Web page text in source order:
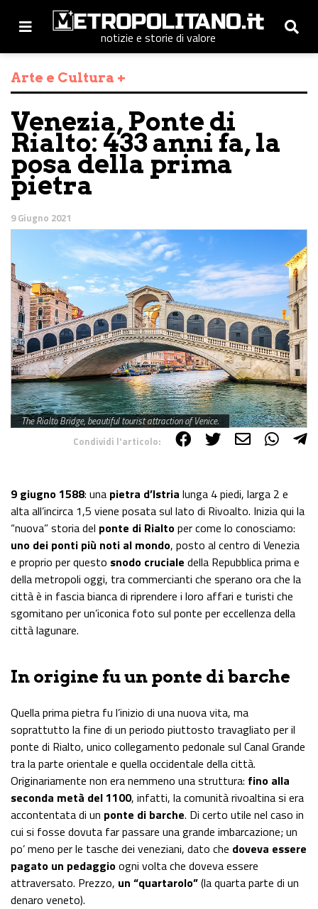
notizie e storie di valore
Arte e Cultura +
Venezia, Ponte di
Rialto: 433 anni fa, la
posa della prima
pietra
9 Giugno 2021
The Rialto Bridge, beautiful tourist attraction of Venice.
Condividi l'articolo:
9 giugno 1588: una pietra d’Istria lunga 4 piedi, larga 2 e
alta all’incirca 1,5 viene posata sul lato di Rivoalto. Inizia qui la
“nuova” storia del ponte di Rialtoper come lo conosciamo:
uno dei ponti più noti al mondo, posto al centro di Venezia
e proprio per questo snodo cruciale della Repubblica prima e
della metropoli oggi, tra commercianti che sperano ora che la
città è in fascia bianca di riprendere i loro affari e turisti che
sgomitano per un’iconica foto sul ponte per eccellenza della
città lagunare.
In origine fu un ponte di barche
Quella prima pietra fu l’inizio di una nuova vita, ma
soprattutto la fine di un periodo piuttosto travagliato per il
ponte di Rialto, unico collegamento pedonale sul Canal Grande
tra la parte orientale e quella occidentale della città.
Originariamente non era nemmeno una struttura: fino alla
seconda metà del 1100, infatti, la comunità rivoaltina si era
accontentata di un ponte di barche. Di certo utile nel caso in
cui si fosse dovuta far passare una grande imbarcazione; un
po’ meno per le tasche dei veneziani, dato che doveva essere
pagato un pedaggioogni volta che doveva essere
attraversato. Prezzo, un “quartarolo”(la quarta parte di un
denaro veneto).